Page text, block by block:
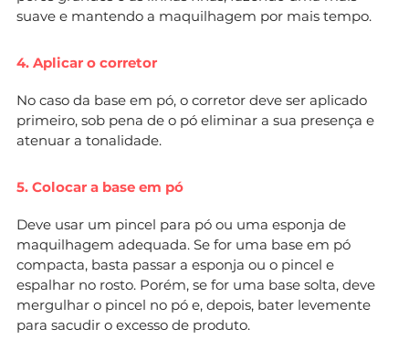
suave e mantendo a maquilhagem por mais tempo.
4. Aplicar o corretor
No caso da base em pó, o corretor deve ser aplicado
primeiro, sob pena de o pó eliminar a sua presença e
atenuar a tonalidade.
5. Colocar a base em pó
Deve usar um pincel para pó ou uma esponja de
maquilhagem adequada. Se for uma base em pó
compacta, basta passar a esponja ou o pincel e
espalhar no rosto. Porém, se for uma base solta, deve
mergulhar o pincel no pó e, depois, bater levemente
para sacudir o excesso de produto.